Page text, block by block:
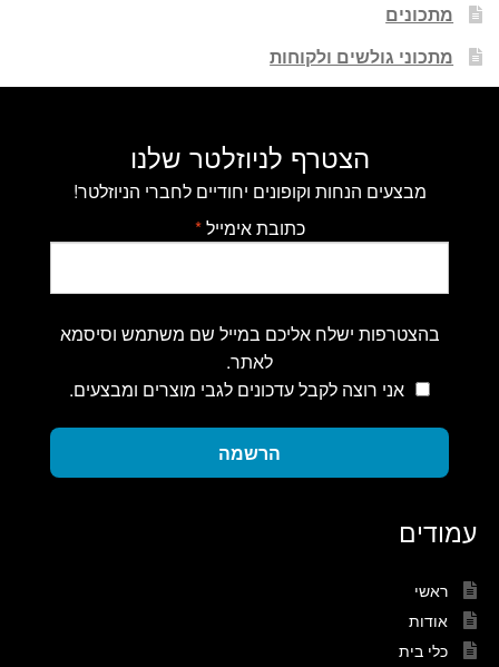
מתכונים
מתכוני גולשים ולקוחות
הצטרף לניוזלטר שלנו
מבצעים הנחות וקופונים יחודיים לחברי הניוזלטר!
כתובת אימייל*
בהצטרפות ישלח אליכם במייל שם משתמש וסיסמא
לאתר.
אני רוצה לקבל עדכונים לגבי מוצרים ומבצעים.
הרשמה
עמודים
ראשי
אודות
כלי בית